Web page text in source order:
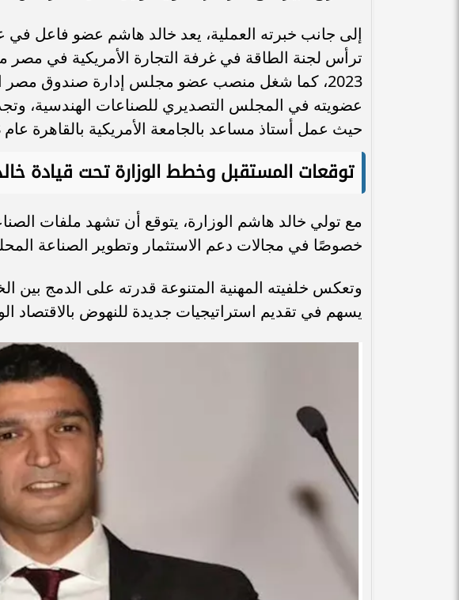
إلى جانب خبرته العملية، يعد خالد هاشم عضو فاعل في
عضويته في المجلس التصديري للصناعات الهندسية، وتجدر
حيث عمل أستاذ مساعد بالجامعة الأمريكية بالقاهرة عام 2018.
توقعات المستقبل وخطط الوزارة تحت قيادة
مع تولي خالد هاشم الوزارة، يتوقع أن تشهد ملفات
خصوصًا في مجالات دعم الاستثمار وتطوير الصناعة
وتعكس خلفيته المهنية المتنوعة قدرته على الدمج بين
يسهم في تقديم استراتيجيات جديدة للنهوض بالاقتصاد